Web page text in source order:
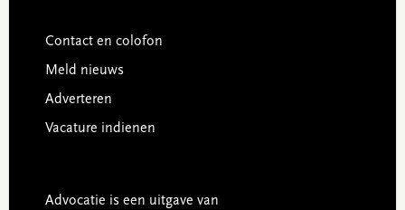
Contact en colofon
Meld nieuws
Adverteren
Vacature indienen
Advocatie is een uitgave van